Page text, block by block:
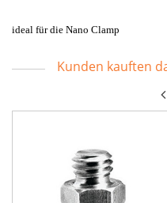
ideal für die Nano Clamp
Kunden kauften